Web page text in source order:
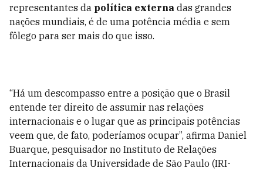
representantes da política externa das grandes
nações mundiais, é de uma potência média e sem
fôlego para ser mais do que isso.
“Há um descompasso entre a posição que o Brasil
entende ter direito de assumir nas relações
internacionais e o lugar que as principais potências
veem que, de fato, poderíamos ocupar”, afirma Daniel
Buarque, pesquisador no Instituto de Relações
Internacionais da Universidade de São Paulo (IRI-